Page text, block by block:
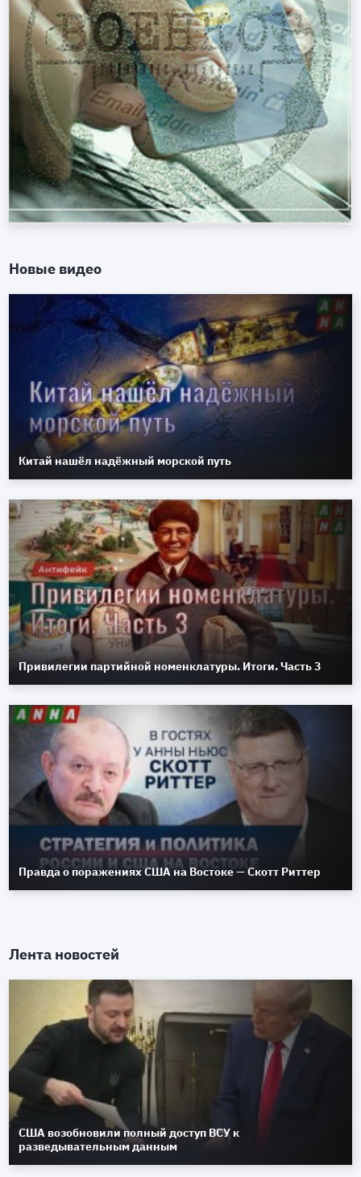
Новые видео
Китай нашёл надёжный морской путь
Привилегии партийной номенклатуры. Итоги. Часть 3
Правда о поражениях США на Востоке — Скотт Риттер
Лента новостей
США возобновили полный доступ ВСУ к
разведывательным данным